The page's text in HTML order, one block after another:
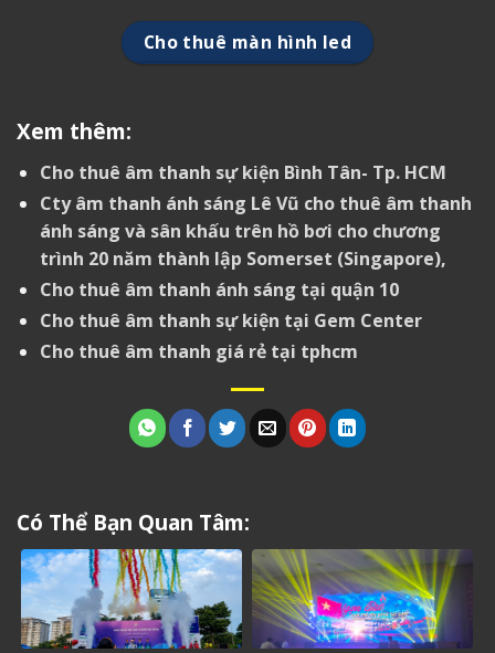
Cho thuê màn hình led
Xem thêm:
Cho thuê âm thanh sự kiện Bình Tân- Tp. HCM
Cty âm thanh ánh sáng Lê Vũ cho thuê âm thanh
ánh sáng và sân khấu trên hồ bơi cho chương
trình 20 năm thành lập Somerset (Singapore),
Cho thuê âm thanh ánh sáng tại quận 10
Cho thuê âm thanh sự kiện tại Gem Center
Cho thuê âm thanh giá rẻ tại tphcm
Có Thể Bạn Quan Tâm: